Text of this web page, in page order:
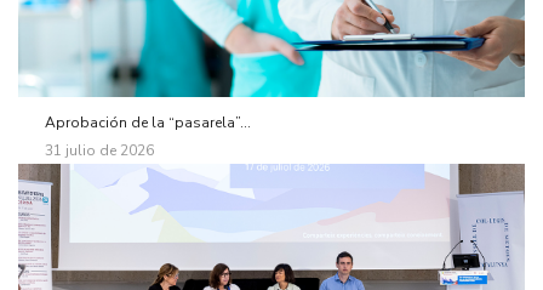
Aprobación de la “pasarela”...
31 julio de 2026